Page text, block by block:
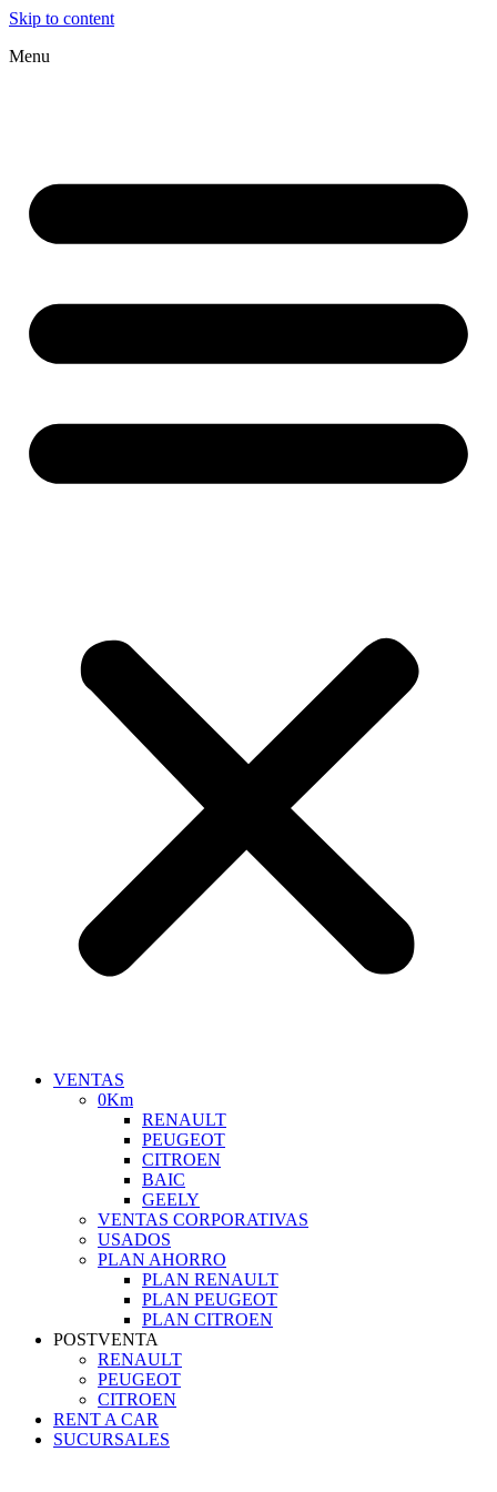
Skip to content
Menu
VENTAS
0Km
RENAULT
PEUGEOT
CITROEN
BAIC
GEELY
VENTAS CORPORATIVAS
USADOS
PLAN AHORRO
PLAN RENAULT
PLAN PEUGEOT
PLAN CITROEN
POSTVENTA
RENAULT
PEUGEOT
CITROEN
RENT A CAR
SUCURSALES